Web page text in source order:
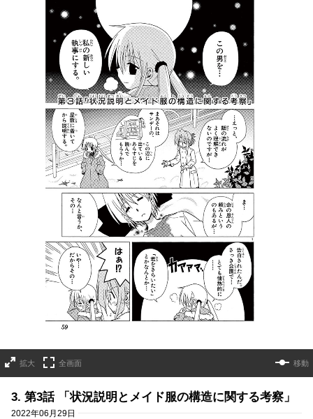
拡大 全画面 移動
3. 第3話 「状況説明とメイド服の構造に関する考察」
2022年06月29日